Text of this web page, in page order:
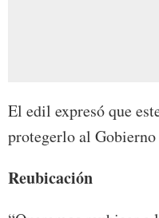
El edil expresó que
protegerlo al
Reubicación